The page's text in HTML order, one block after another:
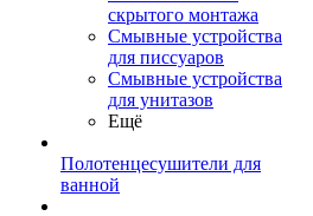
скрытого монтажа
Смывные устройства
для писсуаров
Смывные устройства
для унитазов
Ещё
Полотенцесушители для
ванной